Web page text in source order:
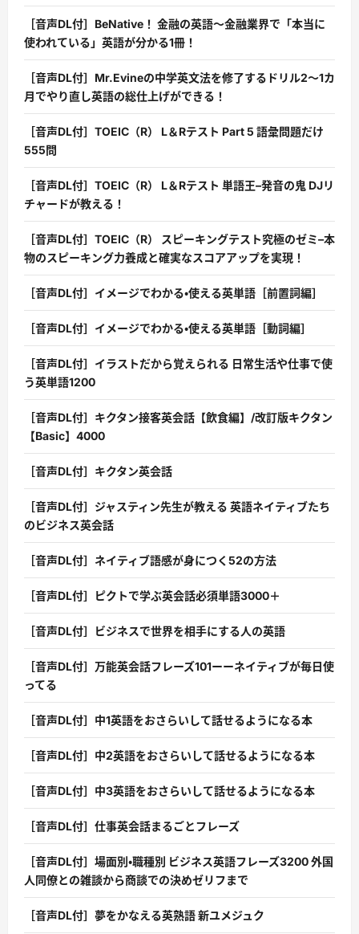
［音声DL付］BeNative！ 金融の英語〜金融業界で「本当に
使われている」英語が分かる1冊！
［音声DL付］Mr.Evineの中学英文法を修了するドリル2〜1カ
月でやり直し英語の総仕上げができる！
［音声DL付］TOEIC（R） L＆Rテスト Part 5 語彙問題だけ
555問
［音声DL付］TOEIC（R） L＆Rテスト 単語王–発音の鬼 DJリ
チャードが教える！
［音声DL付］TOEIC（R） スピーキングテスト究極のゼミ–本
物のスピーキング力養成と確実なスコアアップを実現！
［音声DL付］イメージでわかる・使える英単語［前置詞編］
［音声DL付］イメージでわかる・使える英単語［動詞編］
［音声DL付］イラストだから覚えられる 日常生活や仕事で使
う英単語1200
［音声DL付］キクタン接客英会話【飲食編】/改訂版キクタン
【Basic】4000
［音声DL付］キクタン英会話
［音声DL付］ジャスティン先生が教える 英語ネイティブたち
のビジネス英会話
［音声DL付］ネイティブ語感が身につく52の方法
［音声DL付］ピクトで学ぶ英会話必須単語3000＋
［音声DL付］ビジネスで世界を相手にする人の英語
［音声DL付］万能英会話フレーズ101ーーネイティブが毎日使
ってる
［音声DL付］中1英語をおさらいして話せるようになる本
［音声DL付］中2英語をおさらいして話せるようになる本
［音声DL付］中3英語をおさらいして話せるようになる本
［音声DL付］仕事英会話まるごとフレーズ
［音声DL付］場面別・職種別 ビジネス英語フレーズ3200 外国
人同僚との雑談から商談での決めゼリフまで
［音声DL付］夢をかなえる英熟語 新ユメジュク